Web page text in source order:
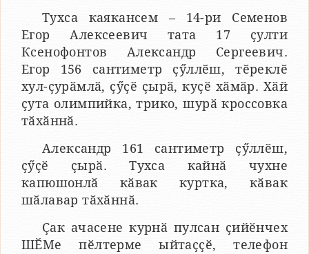
Тухса каякансем – 14-ри Семенов
Егор Алексеевич тата 17 ҫулти
Ксенофонтов Александр Сергеевич.
Егор 156 сантиметр ҫӳллӗш, тӗреклӗ
хул-ҫурӑмлӑ, ҫӳҫӗ ҫырӑ, куҫӗ хӑмӑр. Хӑй
ҫута олимпийка, трико, шурӑ кроссовка
тӑхӑннӑ.
Александр 161 сантиметр ҫӳллӗш,
ҫӳҫӗ ҫырӑ. Тухса кайнӑ чухне
капюшонлӑ кӑвак куртка, кӑвак
шӑлавар тӑхӑннӑ.
Ҫак ачасене курнӑ пулсан ҫийӗнчех
ШӖМе пӗлтерме ыйтаҫҫӗ, телефон